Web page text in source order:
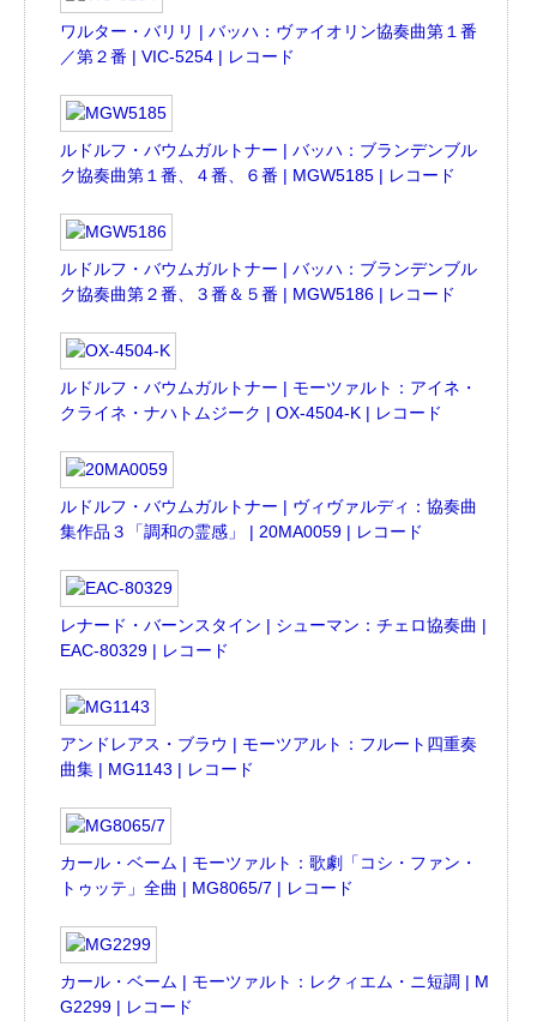
ワルター・バリリ | バッハ：ヴァイオリン協奏曲第１番
／第２番 | VIC-5254 | レコード
ルドルフ・バウムガルトナー | バッハ：ブランデンブル
ク協奏曲第１番、４番、６番 | MGW5185 | レコード
ルドルフ・バウムガルトナー | バッハ：ブランデンブル
ク協奏曲第２番、３番＆５番 | MGW5186 | レコード
ルドルフ・バウムガルトナー | モーツァルト：アイネ・
クライネ・ナハトムジーク | OX-4504-K | レコード
ルドルフ・バウムガルトナー | ヴィヴァルディ：協奏曲
集作品３「調和の霊感」 | 20MA0059 | レコード
レナード・バーンスタイン | シューマン：チェロ協奏曲 |
EAC-80329 | レコード
アンドレアス・ブラウ | モーツアルト：フルート四重奏
曲集 | MG1143 | レコード
カール・ベーム | モーツァルト：歌劇「コシ・ファン・
トゥッテ」全曲 | MG8065/7 | レコード
カール・ベーム | モーツァルト：レクィエム・ニ短調 | M
G2299 | レコード